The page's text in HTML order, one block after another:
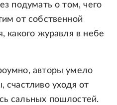
подумать о том, чего
от собственной
какого журавля в небе
авторы умело
счастливо уходя от
сальных пошлостей.